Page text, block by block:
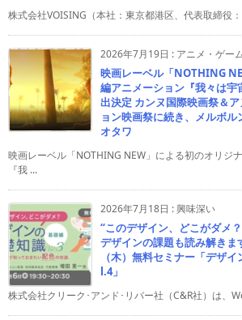
株式会社VOISING（本社：東京都港区、代表取締役
2026年7月19日 : アニメ・ゲー
映画レーベル「NOTHING
編アニメーション『我々は宇
出決定 カンヌ国際映画祭＆
ョン映画祭に続き、メルボル
オタワ
映画レーベル「NOTHING NEW」による初のオリジ
『我 ...
2026年7月18日 :興味深い
“このデザイン、どこがダメ
デザインの課題も読み解き
（木）無料セミナー「デザ
l.4」
株式会社クリーク･アンド･リバー社（C&R社）は、